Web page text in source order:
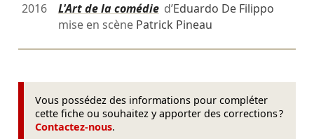
2016
L'Art de la comédied’Eduardo De Filippo
mise en scène Patrick Pineau
Vous possédez des informations pour compléter
cette fiche ou souhaitez y apporter des corrections ?
Contactez-nous.